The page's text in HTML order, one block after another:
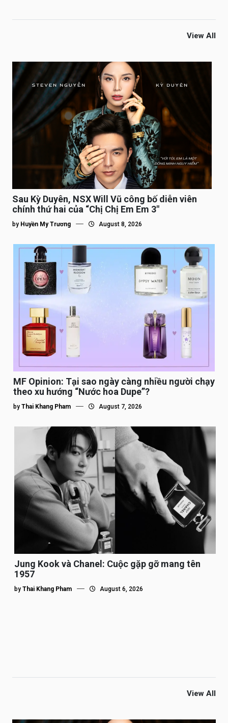
View All
Sau Kỳ Duyên, NSX Will Vũ công bố diễn viên
chính thứ hai của “Chị Chị Em Em 3″
by Huyền My Trương August 8, 2026
MF Opinion: Tại sao ngày càng nhiều người chạy
theo xu hướng “Nước hoa Dupe”?
by Thai Khang Pham August 7, 2026
Jung Kook và Chanel: Cuộc gặp gỡ mang tên
1957
by Thai Khang Pham August 6, 2026
View All